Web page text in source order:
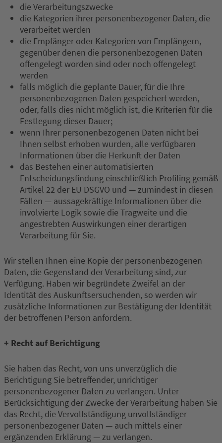
die Verarbeitungszwecke
die Kategorien ihrer personenbezogener Daten, die
verarbeitet werden
die Empfänger oder Kategorien von Empfängern,
gegenüber denen die personenbezogenen Daten
offengelegt worden sind oder noch offengelegt
werden
falls möglich die geplante Dauer, für die Ihre
personenbezogenen Daten gespeichert werden,
oder, falls dies nicht möglich ist, die Kriterien für die
Festlegung dieser Dauer;
wenn Ihrer personenbezogenen Daten nicht bei
Ihnen selbst erhoben wurden, alle verfügbaren
Informationen über die Herkunft der Daten
das Bestehen einer automatisierten
Entscheidungsfindung einschließlich Profiling gemäß
Artikel 22 der EU DSGVO und — zumindest in diesen
Fällen — aussagekräftige Informationen über die
involvierte Logik sowie die Tragweite und die
angestrebten Auswirkungen einer derartigen
Verarbeitung für Sie.
Wir stellen Ihnen eine Kopie der personenbezogenen
Daten, die Gegenstand der Verarbeitung sind, zur
Verfügung. Haben wir begründete Zweifel an der
Identität des Auskunftsersuchenden, so werden wir
zusätzliche Informationen zur Bestätigung der Identität
der betroffenen Person anfordern.
+ Recht auf Berichtigung
Sie haben das Recht, von uns unverzüglich die
Berichtigung Sie betreffender, unrichtiger
personenbezogener Daten zu verlangen. Unter
Berücksichtigung der Zwecke der Verarbeitung haben Sie
das Recht, die Vervollständigung unvollständiger
personenbezogener Daten — auch mittels einer
ergänzenden Erklärung — zu verlangen.